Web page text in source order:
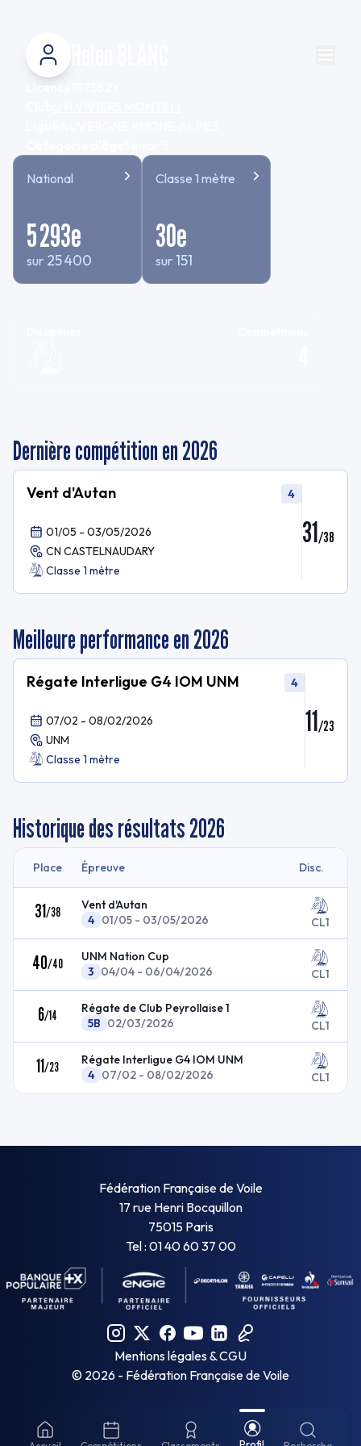
National
5 293e
sur 25 400
Classe 1 mètre
30e
sur 151
Dernière compétition en 2026
Vent d'Autan 4
01/05 - 03/05/2026
CN CASTELNAUDARY
Classe 1 mètre
31/38
Meilleure performance en 2026
Régate Interligue G4 IOM UNM 4
07/02 - 08/02/2026
UNM
Classe 1 mètre
11/23
Historique des résultats2026
Place Épreuve Disc.
31/38
Vent d'Autan
4 01/05 - 03/05/2026 CL1
40/40
UNM Nation Cup
3 04/04 - 06/04/2026 CL1
6/14
Régate de Club Peyrollaise 1
5B 02/03/2026 CL1
11/23
Régate Interligue G4 IOM UNM
4 07/02 - 08/02/2026 CL1
Fédération Française de Voile
17 rue Henri Bocquillon
75015 Paris
Tel : 01 40 60 37 00
Mentions légales & CGU
© 2026 - Fédération Française de Voile